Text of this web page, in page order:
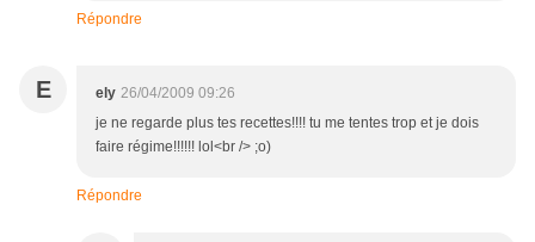
Répondre
E ely 26/04/2009 09:26
je ne regarde plus tes recettes!!!! tu me tentes trop et je dois
faire régime!!!!!! lol<br /> ;o)
Répondre